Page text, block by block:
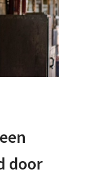
door